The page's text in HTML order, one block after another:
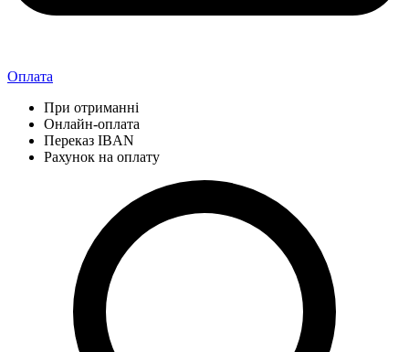
Оплата
При отриманні
Онлайн-оплата
Переказ IBAN
Рахунок на оплату